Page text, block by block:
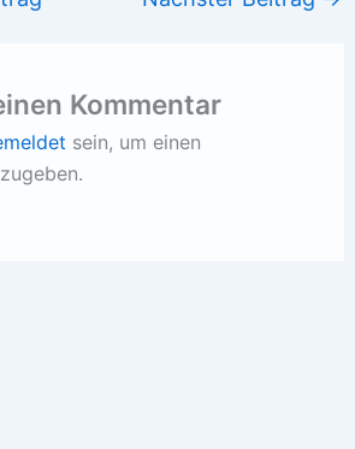
Kommentar
sein, um einen